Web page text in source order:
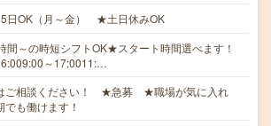
日OK（月～金） ★土日休みOK
間～の時短シフトOK★スタート時間選べます！
～17:0011:…
ご相談ください！ ★急募 ★職場が気に入れ
でも働けます！